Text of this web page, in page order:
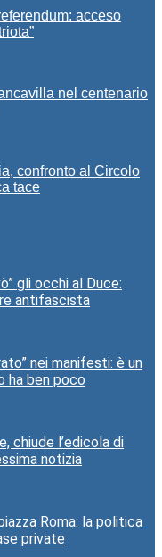
acceso
nel centenario
confronto al Circolo
tace
gli occhi al Duce:
antifascista
nei manifesti: è un
ha ben poco
chiude l’edicola di
notizia
Roma: la politica
private